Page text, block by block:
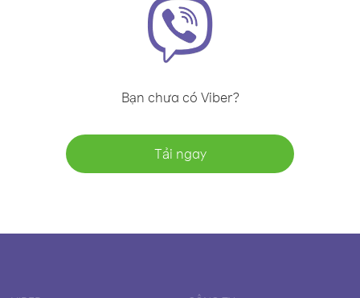
Bạn chưa có Viber?
Tải ngay